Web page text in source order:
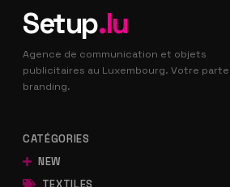
Setup.lu
Agence de communication et objets
publicitaires au Luxembourg. Votre
branding.
CATÉGORIES
NEW